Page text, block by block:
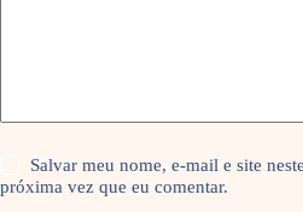
Salvar meu nome, e-mail e site
próxima vez que eu comentar.